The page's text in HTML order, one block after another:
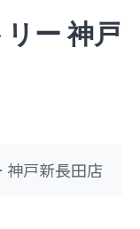
ー 神戸
神戸新長田店